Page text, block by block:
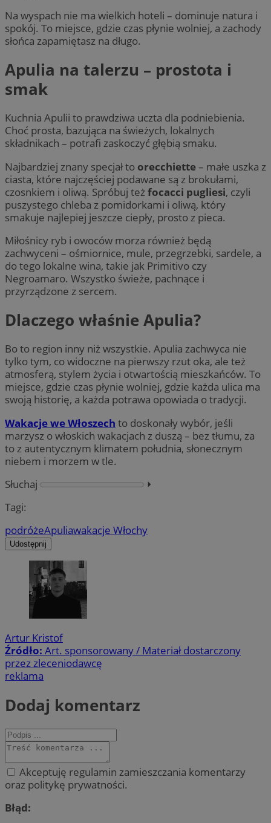
Na wyspach nie ma wielkich hoteli – dominuje natura i
spokój. To miejsce, gdzie czas płynie wolniej, a zachody
słońca zapamiętasz na długo.
Apulia na talerzu – prostota i
smak
Kuchnia Apulii to prawdziwa uczta dla podniebienia.
Choć prosta, bazująca na świeżych, lokalnych
składnikach – potrafi zaskoczyć głębią smaku.
Najbardziej znany specjał to orecchiette– małe uszka z
ciasta, które najczęściej podawane są z brokułami,
czosnkiem i oliwą. Spróbuj też focacci pugliesi, czyli
puszystego chleba z pomidorkami i oliwą, który
smakuje najlepiej jeszcze ciepły, prosto z pieca.
Miłośnicy ryb i owoców morza również będą
zachwyceni – ośmiornice, mule, przegrzebki, sardele, a
do tego lokalne wina, takie jak Primitivo czy
Negroamaro. Wszystko świeże, pachnące i
przyrządzone z sercem.
Dlaczego właśnie Apulia?
Bo to region inny niż wszystkie. Apulia zachwyca nie
tylko tym, co widoczne na pierwszy rzut oka, ale też
atmosferą, stylem życia i otwartością mieszkańców. To
miejsce, gdzie czas płynie wolniej, gdzie każda ulica ma
swoją historię, a każda potrawa opowiada o tradycji.
Wakacje we Włoszech to doskonały wybór, jeśli
marzysz o włoskich wakacjach z duszą – bez tłumu, za
to z autentycznym klimatem południa, słonecznym
niebem i morzem w tle.
Słuchaj
⏵︎
Tagi:
podróżeApuliawakacje Włochy
Udostępnij
Artur Kristof
Źródło: Art. sponsorowany / Materiał dostarczony
przez zleceniodawcę
reklama
Dodaj komentarz
Akceptuję regulamin zamieszczania komentarzy
oraz politykę prywatności.
Błąd: